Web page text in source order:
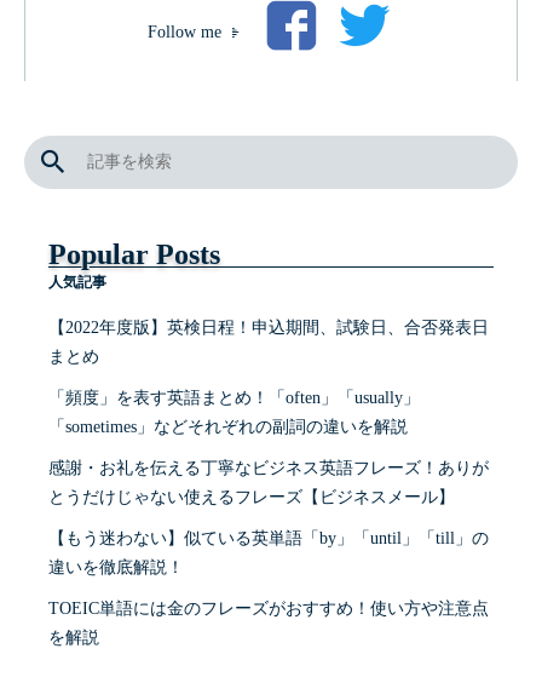
Follow me
Popular Posts
人気記事
【2022年度版】英検日程！申込期間、試験日、合否発表日
まとめ
「頻度」を表す英語まとめ！「often」「usually」
「sometimes」などそれぞれの副詞の違いを解説
感謝・お礼を伝える丁寧なビジネス英語フレーズ！ありが
とうだけじゃない使えるフレーズ【ビジネスメール】
【もう迷わない】似ている英単語「by」「until」「till」の
違いを徹底解説！
TOEIC単語には金のフレーズがおすすめ！使い方や注意点
を解説